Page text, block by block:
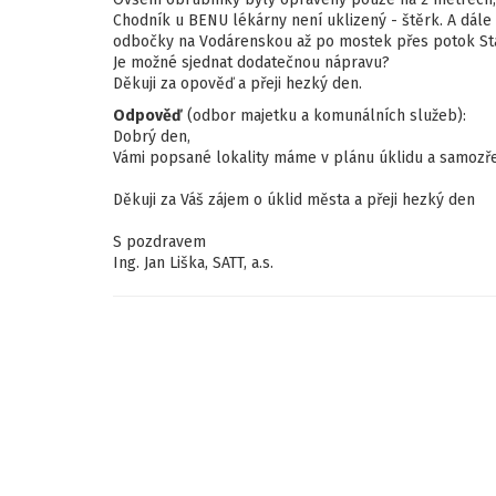
Chodník u BENU lékárny není uklizený - štěrk. A
odbočky na Vodárenskou až po mostek přes potok
Je možné sjednat dodatečnou nápravu?
Děkuji za opověď a přeji hezký den.
Odpověď (odbor majetku a komunálních služeb):
Dobrý den,
Vámi popsané lokality máme v plánu úklidu a
Děkuji za Váš zájem o úklid města a přeji hezký den
S pozdravem
Ing. Jan Liška, SATT, a.s.